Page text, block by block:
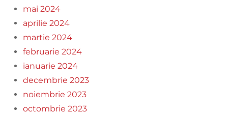
mai 2024
aprilie 2024
martie 2024
februarie 2024
ianuarie 2024
decembrie 2023
noiembrie 2023
octombrie 2023